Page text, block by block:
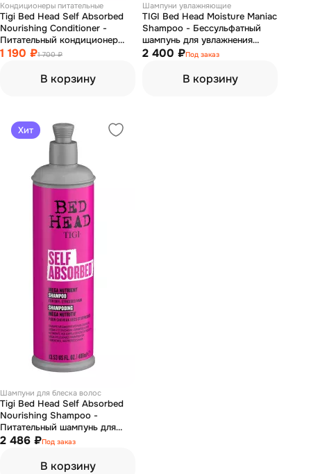
Кондиционеры питательные
Tigi Bed Head Self Absorbed
Nourishing Conditioner -
Питательный кондиционер
для сухих и поврежденных
1 190 ₽1 700 ₽
В корзину
Шампуни увлажняющие
TIGI Bed Head Moisture Maniac
Shampoo - Бессульфатный
шампунь для увлажнения
сухих и тусклых волос 750 мл
2 400 ₽Под заказ
В корзину
Хит
Шампуни для блеска волос
Tigi Bed Head Self Absorbed
Nourishing Shampoo -
Питательный шампунь для
сухих и поврежденных волос
2 486 ₽Под заказ
В корзину